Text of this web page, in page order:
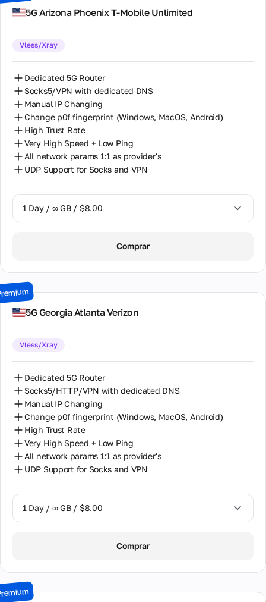
30 Days / ∞ GB / $162.00
5G Arizona Phoenix T-Mobile Unlimited
Vless/Xray
Dedicated 5G Router
Socks5/VPN with dedicated DNS
Manual IP Changing
Change p0f fingerprint (Windows, MacOS, Android)
High Trust Rate
Very High Speed + Low Ping
All network params 1:1 as provider's
UDP Support for Socks and VPN
1 Day / ∞ GB / $8.00
3 Days / ∞ GB / $21.00
30 Days / ∞ GB / $162.00
Comprar
5G Georgia Atlanta Verizon
Vless/Xray
Dedicated 5G Router
Socks5/HTTP/VPN with dedicated DNS
Manual IP Changing
Change p0f fingerprint (Windows, MacOS, Android)
High Trust Rate
Very High Speed + Low Ping
All network params 1:1 as provider's
UDP Support for Socks and VPN
1 Day / ∞ GB / $8.00
3 Days / ∞ GB / $21.00
Comprar